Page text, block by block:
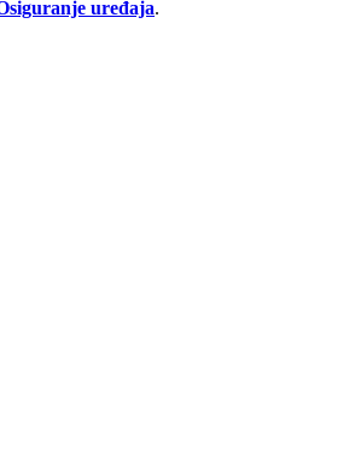
uređaja.